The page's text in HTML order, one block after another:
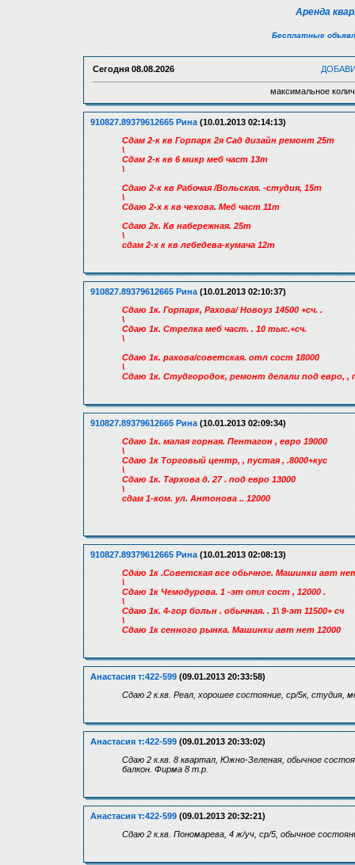
Аренда
Бесплатные
Сегодня 08.08.2026
максимальное
910827.89379612665 Рина (10.01.2013 02:14:13)
Сдам 2-к кв Горпарк 2я Сад дизайн ремонт 25т
\
Сдам 2-к кв 6 микр меб част 13т
\
Сдаю 2-к кв Рабочая /Вольская. -студия, 15т
\
Сдаю 2-х к кв чехова. Меб част 11т
Сдаю 2к. Кв набережная. 25т
\
сдам 2-х к кв лебедева-кумача 12т
910827.89379612665 Рина (10.01.2013 02:10:37)
Сдаю 1к. Горпарк, Рахова/ Новоуз 14500 +сч. .
\
Сдаю 1к. Стрелка меб част. . 10 тыс.+сч.
\
Сдаю 1к. рахова/советская. отл сост 18000
\
Сдаю 1к. Студгородок, ремонт делали под евро, ,
910827.89379612665 Рина (10.01.2013 02:09:34)
Сдаю 1к. малая горная. Пентагон , евро 19000
\
Сдаю 1к Торговый центр, , пустая , .8000+кус
\
Сдаю 1к. Тархова д. 27 . под евро 13000
\
сдам 1-ком. ул. Антонова .. 12000
910827.89379612665 Рина (10.01.2013 02:08:13)
Сдаю 1к .Советская все обычное. Машинки авт нет
\
Сдаю 1к Чемодурова. 1 -эт отл сост , 12000 .
\
Сдаю 1к. 4-гор больн . обычная. . 1\ 9-эт 11500+ сч
\
Сдаю 1к сенного рынка. Машинки авт нет 12000
Анастасия т:422-599 (09.01.2013 20:33:58)
Сдаю 2 к.кв. Реал, хорошее состояние, ср/5к, студия,
Анастасия т:422-599 (09.01.2013 20:33:02)
Сдаю 2 к.кв. 8 квартал, Южно-Зеленая, обычное
балкон. Фирма 8 т.р.
Анастасия т:422-599 (09.01.2013 20:32:21)
Сдаю 2 к.кв. Пономарева, 4 ж/уч, ср/5, обычное